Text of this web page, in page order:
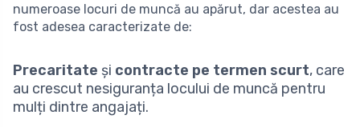
numeroase locuri de muncă au apărut, dar acestea au
fost adesea caracterizate de:
Precaritate și contracte pe termen scurt, care
au crescut nesiguranța locului de muncă pentru
mulți dintre angajați.